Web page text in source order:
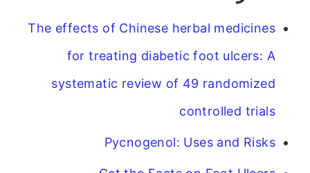
The effects of Chinese herbal medicines
for treating diabetic foot ulcers: A
systematic review of 49 randomized
controlled trials
Pycnogenol: Uses and Risks